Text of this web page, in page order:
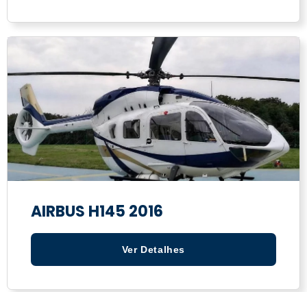
AIRBUS H145 2016
Ver Detalhes